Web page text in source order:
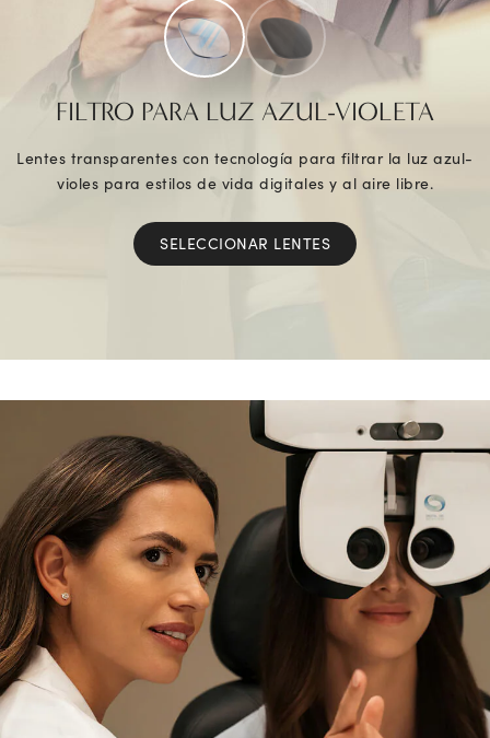
FILTRO PARA LUZ AZUL-VIOLETA
Lentes transparentes con tecnología para filtrar la luz azul-
violes para estilos de vida digitales y al aire libre.
SELECCIONAR LENTES